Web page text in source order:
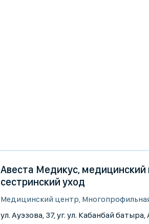
Авеста Медикус, медицинский
сестринский уход
Медицинский центр,
ул. Ауэзова, 37, уг. ул. Кабанбай